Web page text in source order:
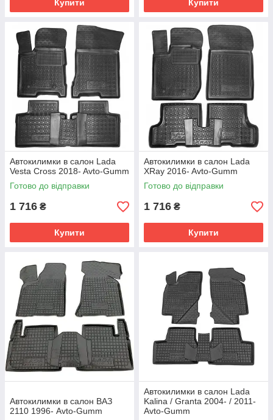
Купити Купити
Автокилимки в салон Lada
Vesta Cross 2018- Avto-Gumm
Готово до відправки
1 716 ₴
Купити
Автокилимки в салон Lada
XRay 2016- Avto-Gumm
Готово до відправки
1 716 ₴
Купити
Автокилимки в салон ВАЗ
2110 1996- Avto-Gumm
Автокилимки в салон Lada
Kalina / Granta 2004- / 2011-
Avto-Gumm